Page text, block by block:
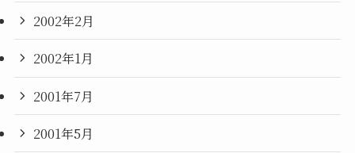
2002年2月
2002年1月
2001年7月
2001年5月